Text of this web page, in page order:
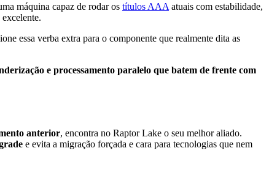
máquina capaz de rodar os títulos AAAatuais com estabilidade,
essa verba extra para o componente que realmente dita as
e processamento paralelo que batem de frente com
anterior, encontra no Raptor Lake o seu melhor aliado.
e evita a migração forçada e cara para tecnologias que nem